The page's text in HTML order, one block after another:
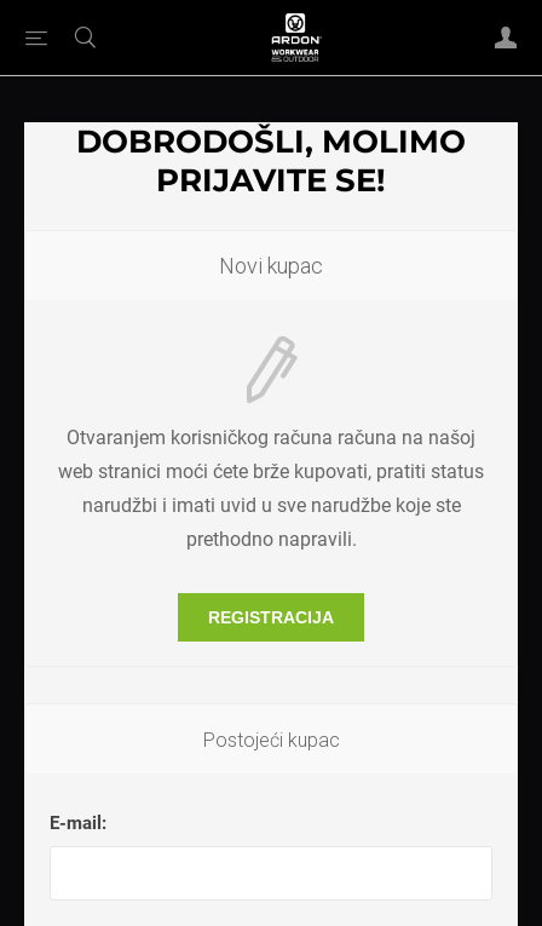
DOBRODOŠLI, MOLIMO
PRIJAVITE SE!
Novi kupac
Otvaranjem korisničkog računa računa na našoj
web stranici moći ćete brže kupovati, pratiti status
narudžbi i imati uvid u sve narudžbe koje ste
prethodno napravili.
REGISTRACIJA
Postojeći kupac
E-mail: